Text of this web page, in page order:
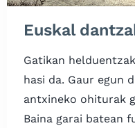
Euskal
Gatikan
hasi da. Gaur egun
antxineko ohiturak
Baina garai batean